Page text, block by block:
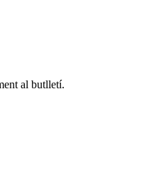
al butlletí.